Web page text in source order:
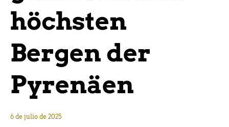
höchsten
Bergen der
Pyrenäen
6 de julio de 2025